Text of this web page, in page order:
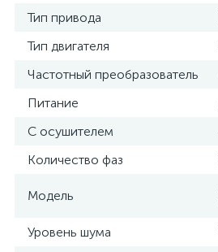
Тип привода
Тип двигателя
Частотный преобразователь
Питание
С осушителем
Количество фаз
Модель
Уровень шума